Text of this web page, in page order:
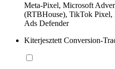
Meta-Pixel, Microsoft
(RTBHouse), TikTok Pixel,
Ads Defender
Kiterjesztett Conversion-